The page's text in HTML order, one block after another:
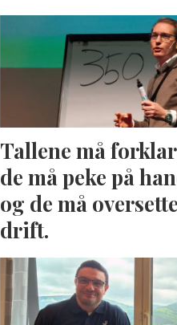
Tallene må
de må peke på
og de må
drift.